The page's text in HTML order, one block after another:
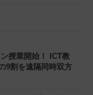
授業開始！ ICT教
9割を遠隔同時双方